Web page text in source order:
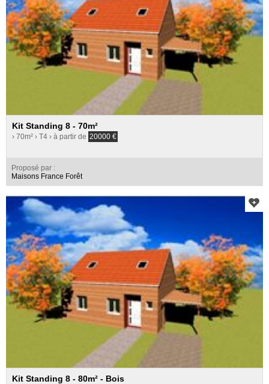
Kit Standing 8 - 70m²
› 70m² › T4 › à partir de 20000 €
Proposé par :
Maisons France Forêt
Kit Standing 8 - 80m² - Bois